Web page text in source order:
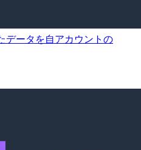
データを自アカウントの